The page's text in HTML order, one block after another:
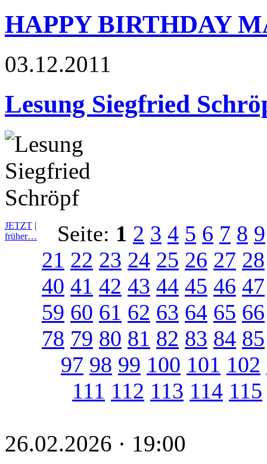
HAPPY BIRTHDAY
03.12.2011
Lesung Siegfried
JETZT |
früher…
Seite: 1 2 3 4 5 6 7 8 9
21 22 23 24 25 26 27 28
40 41 42 43 44 45 46 47
59 60 61 62 63 64 65 66
78 79 80 81 82 83 84 85
97 98 99 100 101 102
111 112 113 114 115
26.02.2026 · 19:00